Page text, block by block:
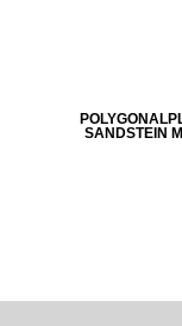
SANDSTEIN